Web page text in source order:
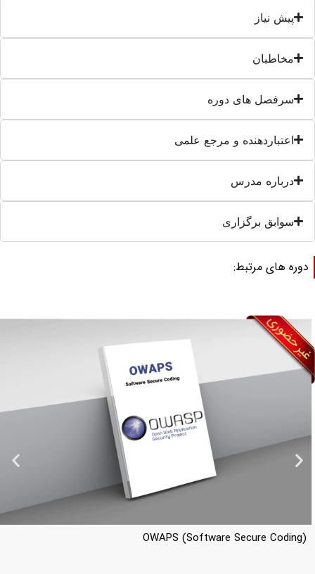
پیش نیاز
مخاطبان
سرفصل های دوره
اعتباردهنده و مرجع علمی
درباره مدرس
سوابق برگزاری
های مرتبط:
CASE.NET (NET Security Frameworks)